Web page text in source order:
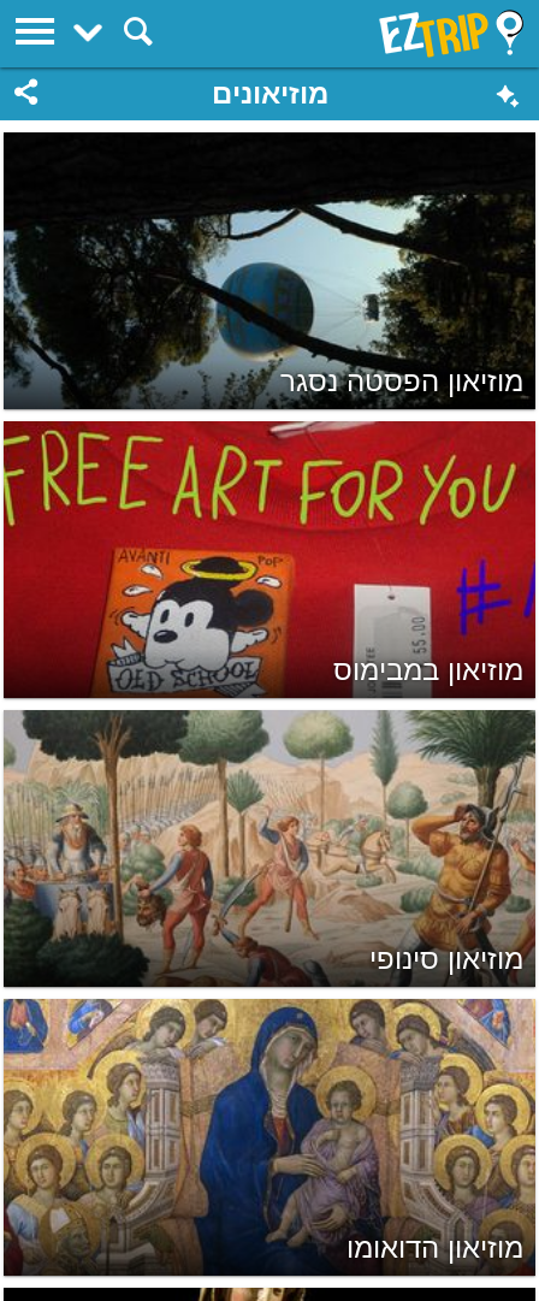
EZTrip
מוזיאונים
מוזיאון הפסטה נסגר
מוזיאון במבימוס
מוזיאון סינופי
מוזיאון הדואומו